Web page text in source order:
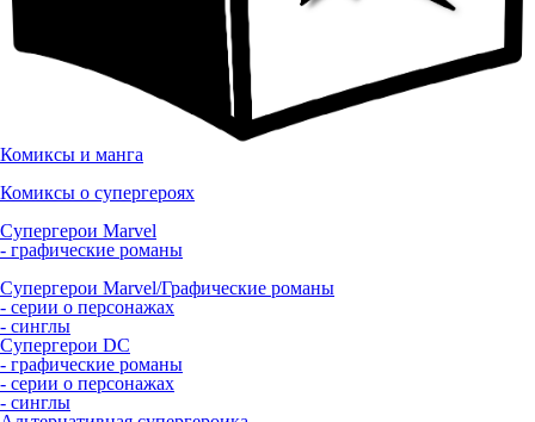
Комиксы и манга
Комиксы о супергероях
Супергерои Marvel
- графические романы
Супергерои Marvel/Графические романы
- серии о персонажах
- синглы
Супергерои DC
- графические романы
- серии о персонажах
- синглы